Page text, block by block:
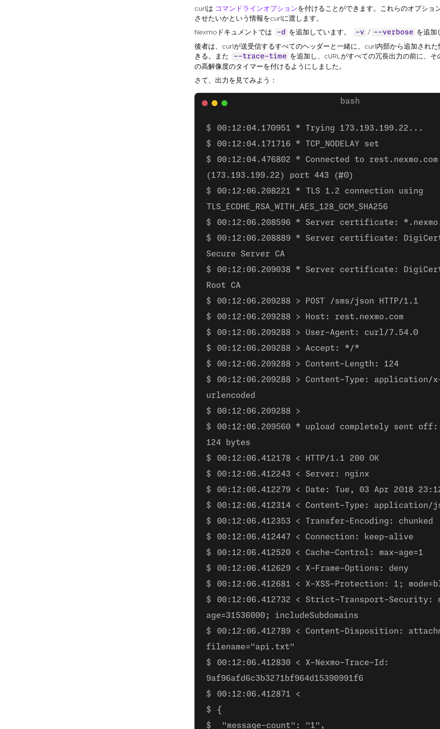
curlは コマンドラインオプションを付けることができます。これらのオプショ
させたいかという情報をcurlに渡します。
Nexmoドキュメントでは
-d を追加しています。 -v / --verbose を追加
後者は、curlが送受信するすべてのヘッダーと一緒に、curl内部から追加され
きる。また
--trace-time を追加し、cURLがすべての冗長出力の前に、そ
の高解像度のタイマーを付けるようにしました。
さて、出力を見てみよう：
00:12:04.170951 * Trying 173.193.199.22...
00:12:04.171716 * TCP_NODELAY set
00:12:04.476802 * Connected to rest.nexmo.com
(173.193.199.22) port 443 (#0)
00:12:06.208221 * TLS 1.2 connection using
TLS_ECDHE_RSA_WITH_AES_128_GCM_SHA256
00:12:06.208596 * Server certificate:
00:12:06.208889 * Server certificate: DigiCert
Secure Server CA
00:12:06.209038 * Server certificate:
Root CA
00:12:06.209288 > POST /sms/json HTTP/1.1
00:12:06.209288 > Host: rest.nexmo.com
00:12:06.209288 > User-Agent: curl/7.54.0
00:12:06.209288 > Accept: */*
00:12:06.209288 > Content-Length: 124
00:12:06.209288 > Content-Type: application/x-
urlencoded
00:12:06.209288 >
00:12:06.209560 * upload completely sent
124 bytes
00:12:06.412178 < HTTP/1.1 200 OK
00:12:06.412243 < Server: nginx
00:12:06.412279 < Date: Tue, 03 Apr 2018
00:12:06.412314 < Content-Type: application/
00:12:06.412353 < Transfer-Encoding: chunked
00:12:06.412447 < Connection: keep-alive
00:12:06.412520 < Cache-Control: max-age=1
00:12:06.412629 < X-Frame-Options: deny
00:12:06.412681 < X-XSS-Protection: 1;
00:12:06.412732 < Strict-Transport-Security:
age=31536000; includeSubdomains
00:12:06.412789 < Content-Disposition:
filename="api.txt"
00:12:06.412830 < X-Nexmo-Trace-Id:
9af96afd6c3b3271bf964d15390991f6
00:12:06.412871 <
{
"message-count": "1",